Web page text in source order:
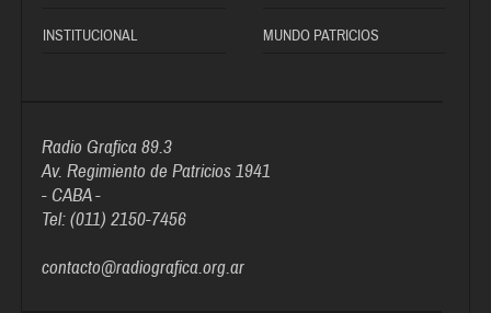
INSTITUCIONAL MUNDO PATRICIOS
Radio Grafica 89.3
Av. Regimiento de Patricios 1941
- CABA -
Tel: (011) 2150-7456
contacto@radiografica.org.ar